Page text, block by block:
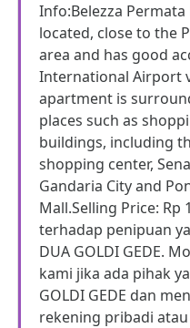
Info:Belezza
located, close to the
area and has good
International Airport
apartment is
places such as
buildings, including
shopping center,
Gandaria City and
Mall.Selling Price: Rp
terhadap penipuan
DUA GOLDI GEDE.
kami jika ada pihak
GOLDI GEDE dan
rekening pribadi